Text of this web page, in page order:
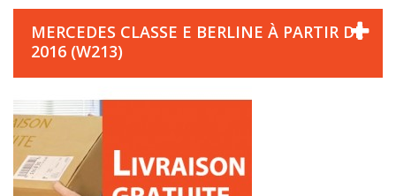
MERCEDES CLASSE E BERLINE À PARTIR DE
2016 (W213)